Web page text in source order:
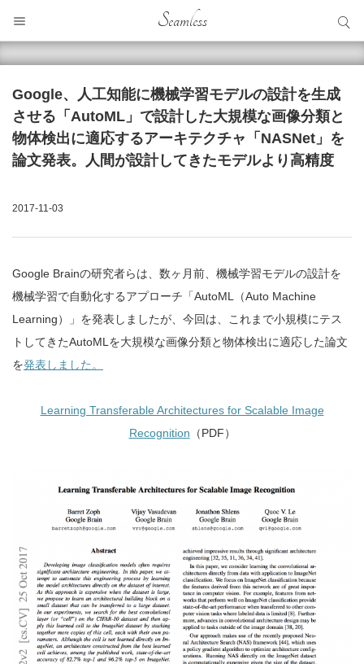
Seamless
Google、人工知能に機械学習モデルの設計を生成
させる「AutoML」で設計した大規模な画像分類と
物体検出に適応するアーキテクチャ「NASNet」を
論文発表。人間が設計してきたモデルより高精度
2017-11-03
Google Brainの研究者らは、数ヶ月前、機械学習モデルの設計を
機械学習で自動化するアプローチ「AutoML（Auto Machine
Learning）」を発表しましたが、今回は、これまで小規模にテス
トしてきたAutoMLを大規模な画像分類と物体検出に適応した論文
を発表しました。
Learning Transferable Architectures for Scalable Image
Recognition （PDF）
サイト内検索